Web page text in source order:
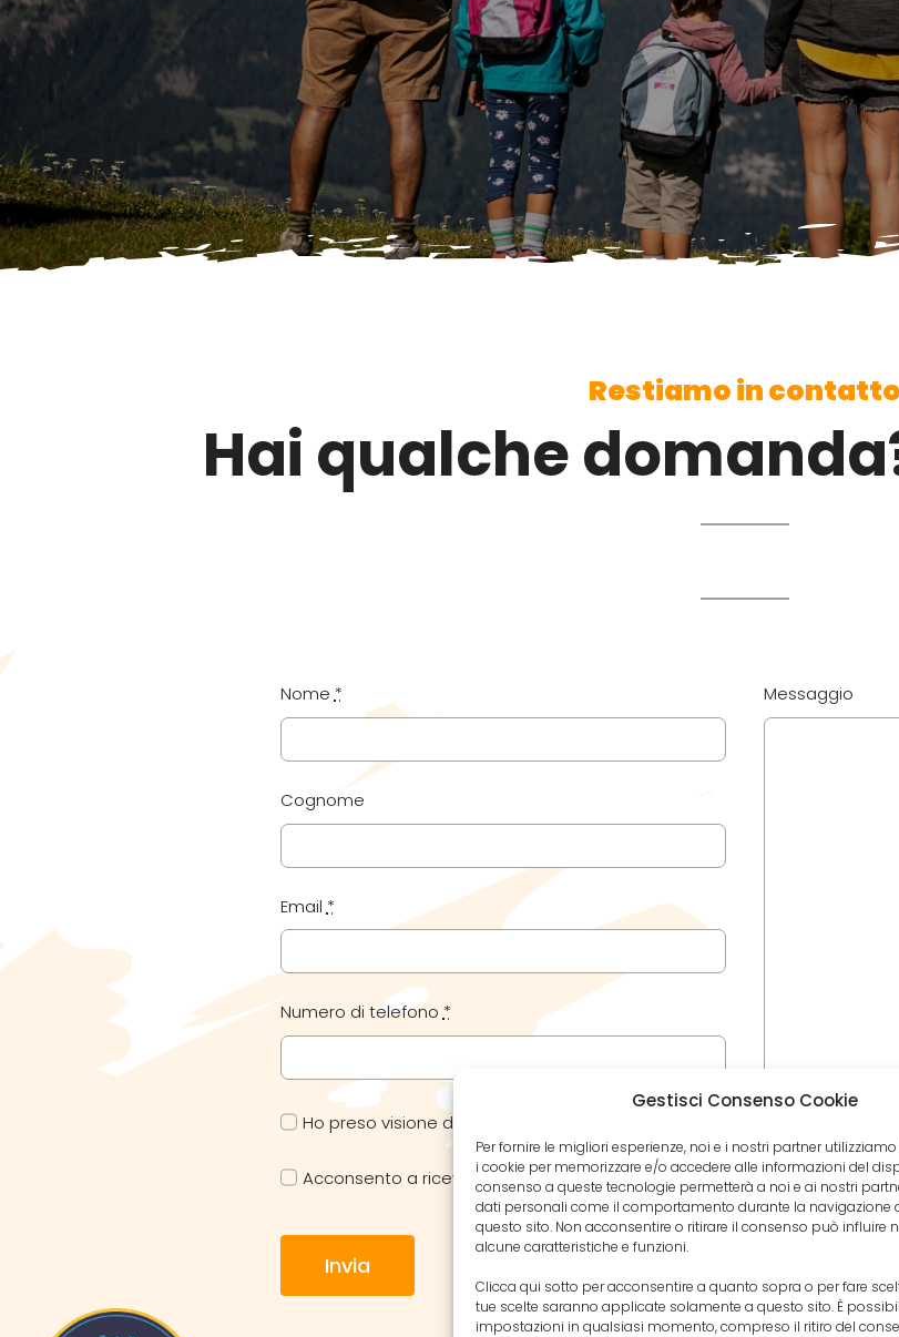
Gestisci Consenso Cookie
Per fornire le migliori esperienze, noi e i nostri partner
i cookie per memorizzare e/o accedere alle informazioni del
consenso a queste tecnologie permetterà a noi e ai nostri
dati personali come il comportamento durante la navigazione
questo sito. Non acconsentire o ritirare il consenso può influire
alcune caratteristiche e funzioni.
Clicca qui sotto per acconsentire a quanto sopra o per fare
tue scelte saranno applicate solamente a questo sito. È
impostazioni in qualsiasi momento, compreso il ritiro del
Restiamo in contatto
Hai qualche
Nome *
Cognome
Email *
Numero di telefono*
Messaggio
Ho preso visione della privacy policy ed acconsento al trattamento dei
Acconsento a ricevere offerte esclusive e materiale informativo/
Invia